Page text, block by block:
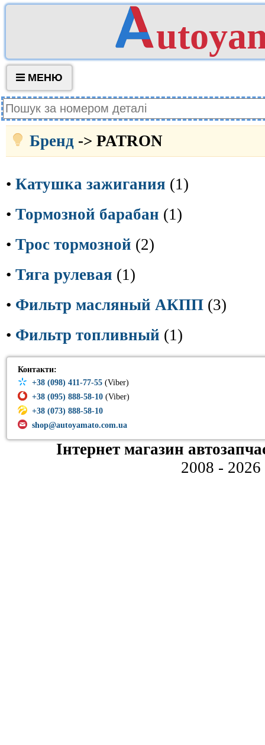
МЕНЮ
Бренд -> PATRON
• Катушка зажигания (1)
• Тормозной барабан (1)
• Трос тормозной (2)
• Тяга рулевая (1)
• Фильтр масляный АКПП (3)
• Фильтр топливный (1)
Контакти:
+38 (098) 411-77-55 (Viber)
+38 (095) 888-58-10 (Viber)
+38 (073) 888-58-10
shop@autoyamato.com.ua
Інтернет магазин
2008 - 2026